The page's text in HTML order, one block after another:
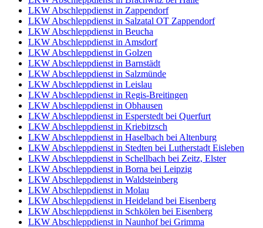
LKW Abschleppdienst in Zappendorf
LKW Abschleppdienst in Salzatal OT Zappendorf
LKW Abschleppdienst in Beucha
LKW Abschleppdienst in Amsdorf
LKW Abschleppdienst in Golzen
LKW Abschleppdienst in Barnstädt
LKW Abschleppdienst in Salzmünde
LKW Abschleppdienst in Leislau
LKW Abschleppdienst in Regis-Breitingen
LKW Abschleppdienst in Obhausen
LKW Abschleppdienst in Esperstedt bei Querfurt
LKW Abschleppdienst in Kriebitzsch
LKW Abschleppdienst in Haselbach bei Altenburg
LKW Abschleppdienst in Stedten bei Lutherstadt Eisleben
LKW Abschleppdienst in Schellbach bei Zeitz, Elster
LKW Abschleppdienst in Borna bei Leipzig
LKW Abschleppdienst in Waldsteinberg
LKW Abschleppdienst in Molau
LKW Abschleppdienst in Heideland bei Eisenberg
LKW Abschleppdienst in Schkölen bei Eisenberg
LKW Abschleppdienst in Naunhof bei Grimma